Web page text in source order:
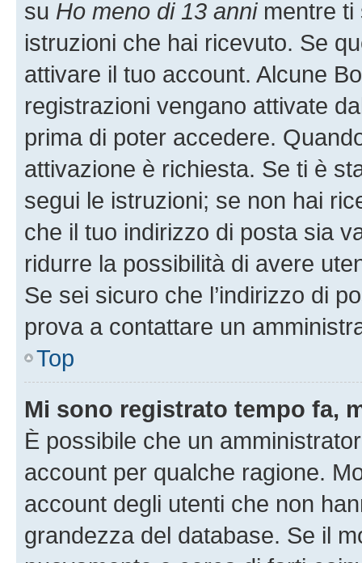
su Ho meno di 13 annimentre ti
istruzioni che hai ricevuto. Se
attivare il tuo account. Alcune
registrazioni vengano attivate
prima di poter accedere.
attivazione è richiesta. Se ti è
segui le istruzioni; se non hai
che il tuo indirizzo di posta sia
ridurre la possibilità di avere
Se sei sicuro che l’indirizzo di
prova a contattare un
Top
Mi sono registrato tempo fa,
È possibile che un
account per qualche ragione.
account degli utenti che non
grandezza del database. Se il